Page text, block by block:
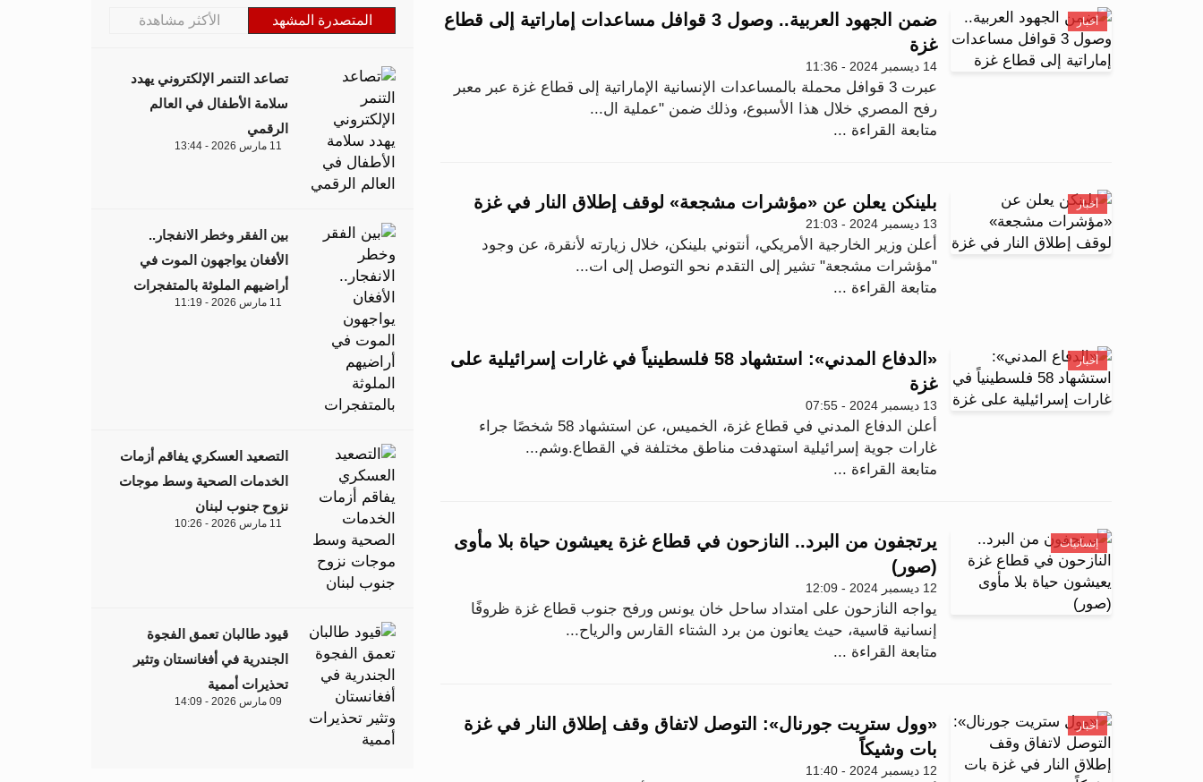
أخبار
ضمن الجهود العربية.. وصول 3 قوافل مساعدات إماراتية إلى قطاع
غزة
14 ديسمبر 2024 - 11:36
عبرت 3 قوافل محملة بالمساعدات الإنسانية الإماراتية إلى قطاع غزة عبر معبر
رفح المصري خلال هذا الأسبوع، وذلك ضمن "عملية ال...
متابعة القراءة ...
أخبار بلينكن يعلن عن «مؤشرات مشجعة» لوقف إطلاق النار في غزة
13 ديسمبر 2024 - 21:03
أعلن وزير الخارجية الأمريكي، أنتوني بلينكن، خلال زيارته لأنقرة، عن وجود
"مؤشرات مشجعة" تشير إلى التقدم نحو التوصل إلى ات...
متابعة القراءة ...
أخبار
«الدفاع المدني»: استشهاد 58 فلسطينياً في غارات إسرائيلية على
غزة
13 ديسمبر 2024 - 07:55
أعلن الدفاع المدني في قطاع غزة، الخميس، عن استشهاد 58 شخصًا جراء
غارات جوية إسرائيلية استهدفت مناطق مختلفة في القطاع.وشم...
متابعة القراءة ...
إنسانيات
يرتجفون من البرد.. النازحون في قطاع غزة يعيشون حياة بلا مأوى
(صور)
12 ديسمبر 2024 - 12:09
يواجه النازحون على امتداد ساحل خان يونس ورفح جنوب قطاع غزة ظروفًا
إنسانية قاسية، حيث يعانون من برد الشتاء القارس والرياح...
متابعة القراءة ...
أخبار
«وول ستريت جورنال»: التوصل لاتفاق وقف إطلاق النار في غزة
بات وشيكاً
12 ديسمبر 2024 - 11:40
المتصدرة المشهد الأكثر مشاهدة
تصاعد التنمر الإلكتروني يهدد
سلامة الأطفال في العالم
الرقمي
11 مارس 2026 - 13:44
بين الفقر وخطر الانفجار..
الأفغان يواجهون الموت في
أراضيهم الملوثة بالمتفجرات
11 مارس 2026 - 11:19
التصعيد العسكري يفاقم أزمات
الخدمات الصحية وسط موجات
نزوح جنوب لبنان
11 مارس 2026 - 10:26
قيود طالبان تعمق الفجوة
الجندرية في أفغانستان وتثير
تحذيرات أممية
09 مارس 2026 - 14:09